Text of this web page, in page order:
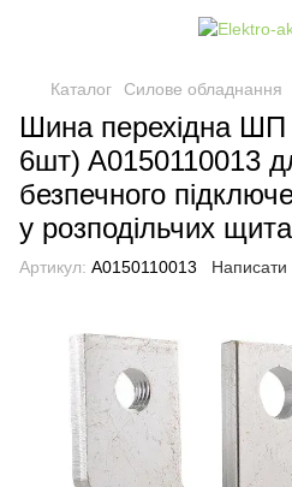
Каталог Силове обладнання
Шина перехідна ШП
6шт) A0150110013
безпечного
у розподільчих
Артикул: A0150110013 Написати